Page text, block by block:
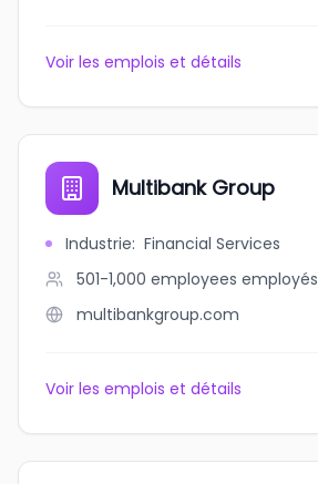
Voir les emplois et détails
Multibank Group
Industrie: Financial Services
501-1,000 employees employés
multibankgroup.com
Voir les emplois et détails